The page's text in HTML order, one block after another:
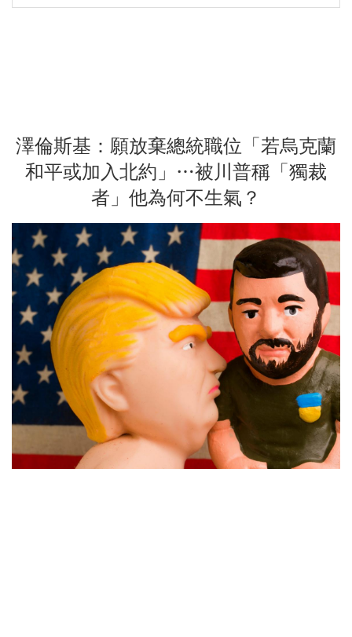
澤倫斯基：願放棄總統職位「若烏克蘭
和平或加入北約」…被川普稱「獨裁
者」他為何不生氣？